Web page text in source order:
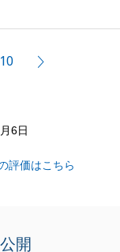
まで滞りなく
しては、ご迷
ます。
10
6日
評価はこちら
開